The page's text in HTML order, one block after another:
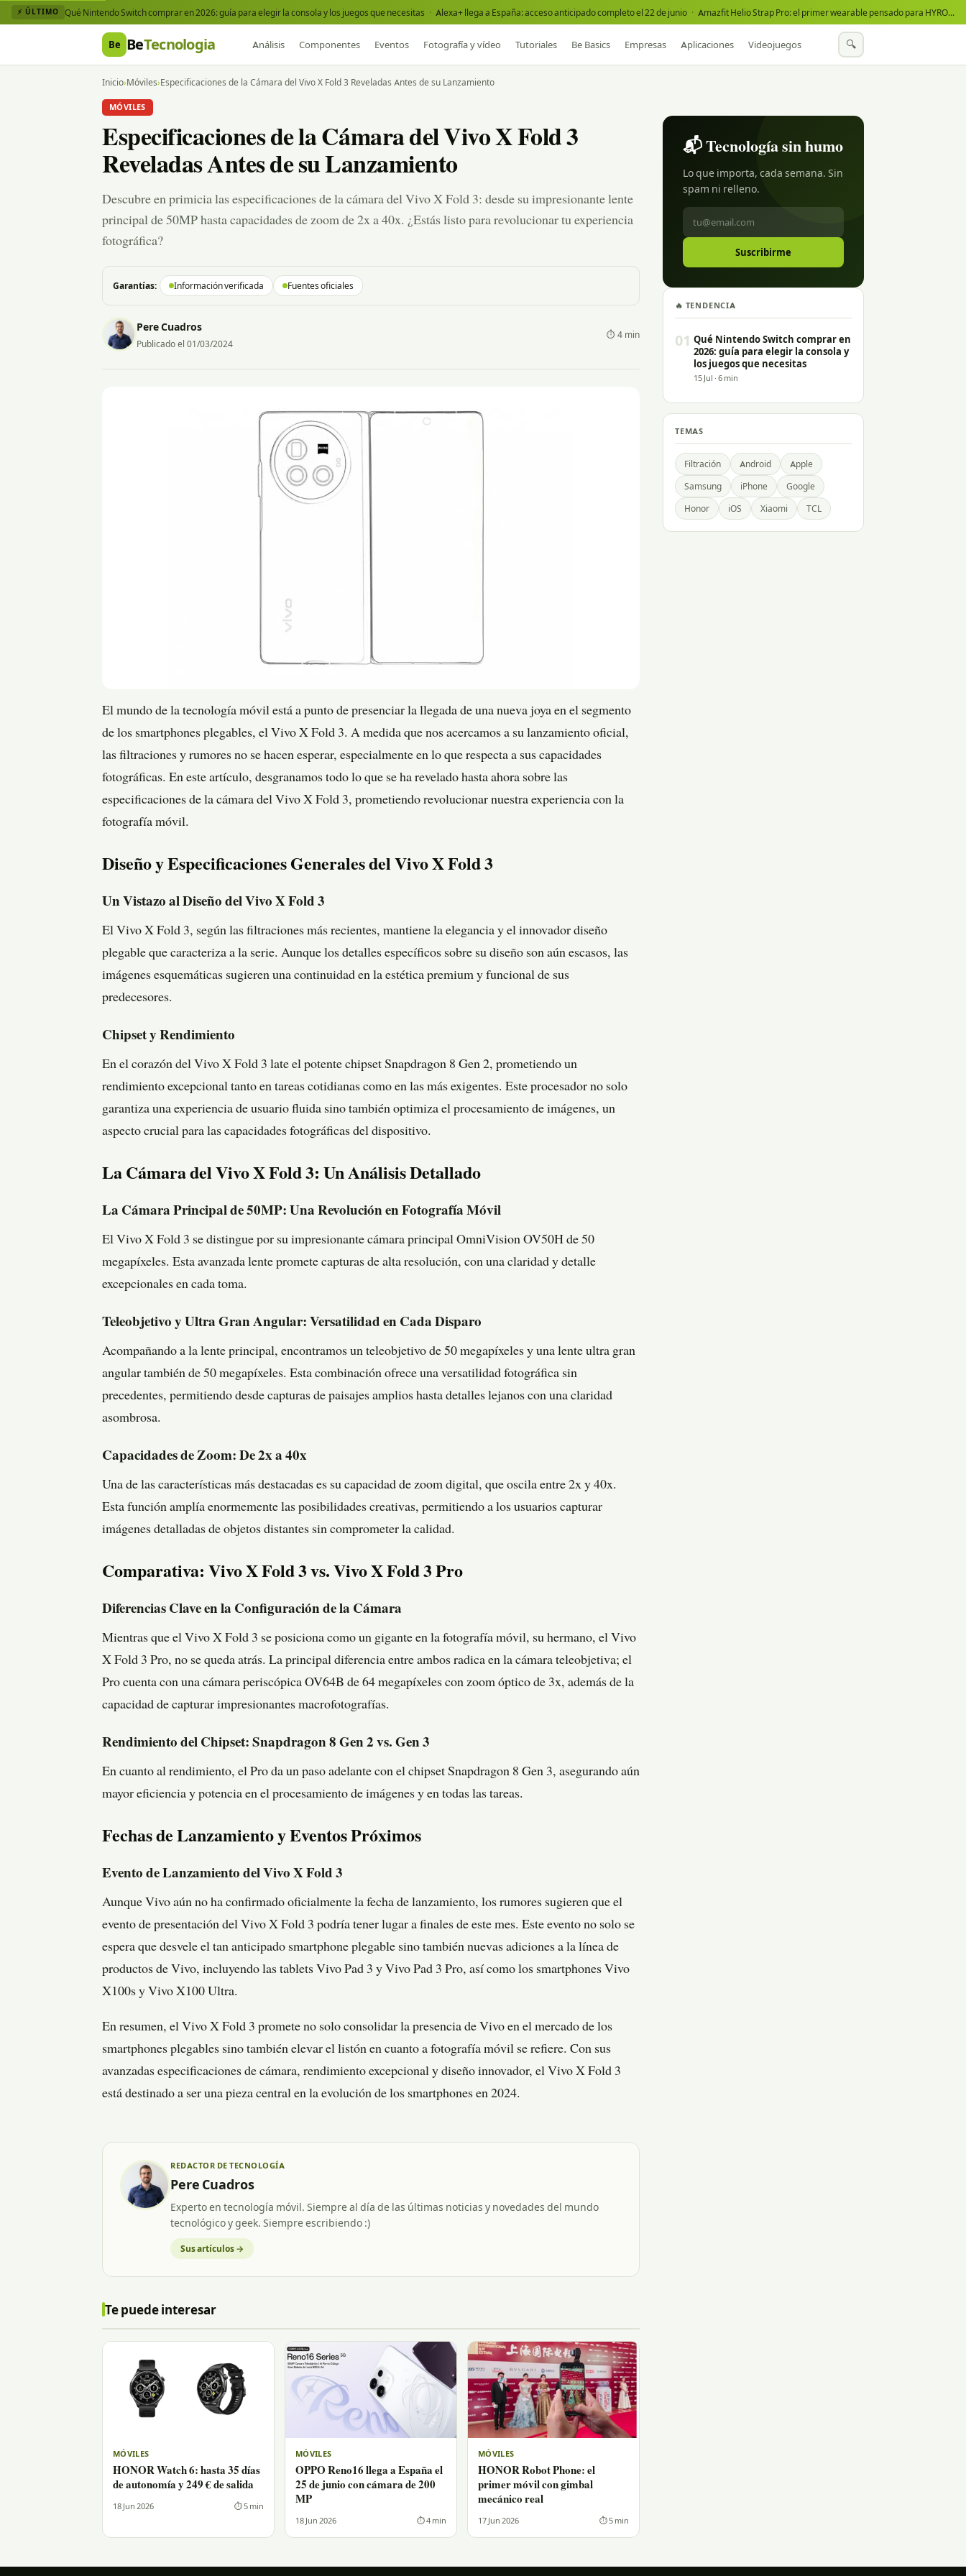
⚡ ÚLTIMO Qué Nintendo Switch comprar en 2026: guía para elegir la consola y los juegos que necesitas · Alexa+ llega a España: acceso anticipado completo el 22 de junio · Amazfit Helio Strap Pro: el primer wearable pensado para HYROX
Be BeTecnologia Análisis Componentes Eventos Fotografía y vídeo Tutoriales Be Basics Empresas Aplicaciones Videojuegos 🔍
Inicio›Móviles›Especificaciones de la Cámara del Vivo X Fold 3 Reveladas Antes de su Lanzamiento
MÓVILES
Especificaciones de la Cámara del Vivo X Fold 3
Reveladas Antes de su Lanzamiento
Descubre en primicia las especificaciones de la cámara del Vivo X Fold 3: desde su impresionante lente
principal de 50MP hasta capacidades de zoom de 2x a 40x. ¿Estás listo para revolucionar tu experiencia
fotográfica?
Garantías: Información verificada Fuentes oficiales
Pere Cuadros
Publicado el 01/03/2024
⏱ 4 min
El mundo de la tecnología móvil está a punto de presenciar la llegada de una nueva joya en el segmento
de los smartphones plegables, el Vivo X Fold 3. A medida que nos acercamos a su lanzamiento oficial,
las filtraciones y rumores no se hacen esperar, especialmente en lo que respecta a sus capacidades
fotográficas. En este artículo, desgranamos todo lo que se ha revelado hasta ahora sobre las
especificaciones de la cámara del Vivo X Fold 3, prometiendo revolucionar nuestra experiencia con la
fotografía móvil.
Diseño y Especificaciones Generales del Vivo X Fold 3
Un Vistazo al Diseño del Vivo X Fold 3
El Vivo X Fold 3, según las filtraciones más recientes, mantiene la elegancia y el innovador diseño
plegable que caracteriza a la serie. Aunque los detalles específicos sobre su diseño son aún escasos, las
imágenes esquemáticas sugieren una continuidad en la estética premium y funcional de sus
predecesores.
Chipset y Rendimiento
En el corazón del Vivo X Fold 3 late el potente chipset Snapdragon 8 Gen 2, prometiendo un
rendimiento excepcional tanto en tareas cotidianas como en las más exigentes. Este procesador no solo
garantiza una experiencia de usuario fluida sino también optimiza el procesamiento de imágenes, un
aspecto crucial para las capacidades fotográficas del dispositivo.
La Cámara del Vivo X Fold 3: Un Análisis Detallado
La Cámara Principal de 50MP: Una Revolución en Fotografía Móvil
El Vivo X Fold 3 se distingue por su impresionante cámara principal OmniVision OV50H de 50
megapíxeles. Esta avanzada lente promete capturas de alta resolución, con una claridad y detalle
excepcionales en cada toma.
Teleobjetivo y Ultra Gran Angular: Versatilidad en Cada Disparo
Acompañando a la lente principal, encontramos un teleobjetivo de 50 megapíxeles y una lente ultra gran
angular también de 50 megapíxeles. Esta combinación ofrece una versatilidad fotográfica sin
precedentes, permitiendo desde capturas de paisajes amplios hasta detalles lejanos con una claridad
asombrosa.
Capacidades de Zoom: De 2x a 40x
Una de las características más destacadas es su capacidad de zoom digital, que oscila entre 2x y 40x.
Esta función amplía enormemente las posibilidades creativas, permitiendo a los usuarios capturar
imágenes detalladas de objetos distantes sin comprometer la calidad.
Comparativa: Vivo X Fold 3 vs. Vivo X Fold 3 Pro
Diferencias Clave en la Configuración de la Cámara
Mientras que el Vivo X Fold 3 se posiciona como un gigante en la fotografía móvil, su hermano, el Vivo
X Fold 3 Pro, no se queda atrás. La principal diferencia entre ambos radica en la cámara teleobjetiva; el
Pro cuenta con una cámara periscópica OV64B de 64 megapíxeles con zoom óptico de 3x, además de la
capacidad de capturar impresionantes macrofotografías.
Rendimiento del Chipset: Snapdragon 8 Gen 2 vs. Gen 3
En cuanto al rendimiento, el Pro da un paso adelante con el chipset Snapdragon 8 Gen 3, asegurando aún
mayor eficiencia y potencia en el procesamiento de imágenes y en todas las tareas.
Fechas de Lanzamiento y Eventos Próximos
Evento de Lanzamiento del Vivo X Fold 3
Aunque Vivo aún no ha confirmado oficialmente la fecha de lanzamiento, los rumores sugieren que el
evento de presentación del Vivo X Fold 3 podría tener lugar a finales de este mes. Este evento no solo se
espera que desvele el tan anticipado smartphone plegable sino también nuevas adiciones a la línea de
productos de Vivo, incluyendo las tablets Vivo Pad 3 y Vivo Pad 3 Pro, así como los smartphones Vivo
X100s y Vivo X100 Ultra.
En resumen, el Vivo X Fold 3 promete no solo consolidar la presencia de Vivo en el mercado de los
smartphones plegables sino también elevar el listón en cuanto a fotografía móvil se refiere. Con sus
avanzadas especificaciones de cámara, rendimiento excepcional y diseño innovador, el Vivo X Fold 3
está destinado a ser una pieza central en la evolución de los smartphones en 2024.
REDACTOR DE TECNOLOGÍA
Pere Cuadros
Experto en tecnología móvil. Siempre al día de las últimas noticias y novedades del mundo
tecnológico y geek. Siempre escribiendo :)
Sus artículos →
Te puede interesar
MÓVILES
HONOR Watch 6: hasta 35 días
de autonomía y 249 € de salida
18 Jun 2026 ⏱ 5 min
MÓVILES
OPPO Reno16 llega a España el
25 de junio con cámara de 200
MP
18 Jun 2026 ⏱ 4 min
MÓVILES
HONOR Robot Phone: el
primer móvil con gimbal
mecánico real
17 Jun 2026 ⏱ 5 min
📬 Tecnología sin humo
Lo que importa, cada semana. Sin
spam ni relleno.
Suscribirme
🔥 TENDENCIA
01 Qué Nintendo Switch comprar en
2026: guía para elegir la consola y
los juegos que necesitas
15 Jul · 6 min
TEMAS
Filtración Android Apple
Samsung iPhone Google
Honor iOS Xiaomi TCL